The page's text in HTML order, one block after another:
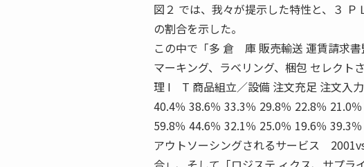
図２ では、我々が提示した特性と、３
の割合を示した。
この中で「多 倉 庫 販売輸送 運賃請求
マーキング、ラベリング、梱包 セレクト
理 I T 商品組立／設備 注文充足 注文入
40.4％ 38.6％ 33.3％ 29.8％ 22.8％ 21.0
59.8％ 44.6％ 32.1％ 25.0％ 19.6％ 39.3
アウトソーシングされるサービス